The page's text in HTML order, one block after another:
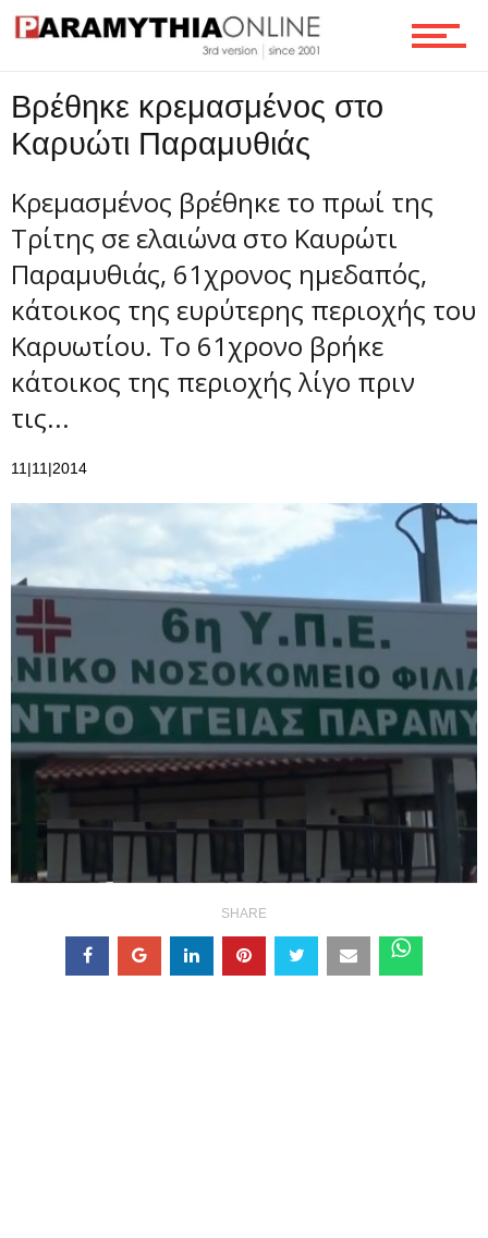
Ροή
Επικοινωνία
Βρέθηκε κρεμασμένος στο
Καρυώτι Παραμυθιάς
Κρεμασμένος βρέθηκε το πρωί της
Τρίτης σε ελαιώνα στο Καυρώτι
Παραμυθιάς, 61χρονος ημεδαπός,
κάτοικος της ευρύτερης περιοχής του
Καρυωτίου. Το 61χρονο βρήκε
κάτοικος της περιοχής λίγο πριν
τις...
11|11|2014
SHARE